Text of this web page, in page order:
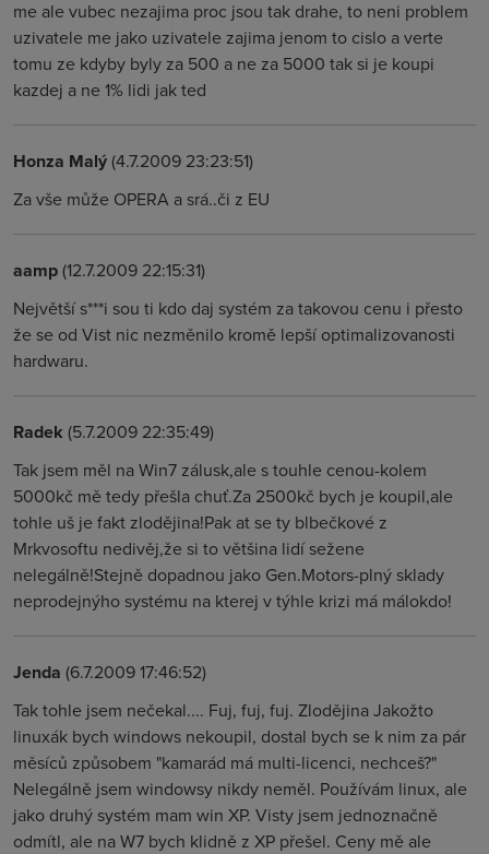
me ale vubec nezajima proc jsou tak drahe, to neni problem
uzivatele me jako uzivatele zajima jenom to cislo a verte
tomu ze kdyby byly za 500 a ne za 5000 tak si je koupi
kazdej a ne 1% lidi jak ted
Honza Malý(4.7.2009 23:23:51)
Za vše může OPERA a srá..či z EU
aamp(12.7.2009 22:15:31)
Největší s***i sou ti kdo daj systém za takovou cenu i přesto
že se od Vist nic nezměnilo kromě lepší optimalizovanosti
hardwaru.
Radek (5.7.2009 22:35:49)
Tak jsem měl na Win7 zálusk,ale s touhle cenou-kolem
5000kč mě tedy přešla chuť.Za 2500kč bych je koupil,ale
tohle uš je fakt zlodějina!Pak at se ty blbečkové z
Mrkvosoftu nedivěj,že si to většina lidí sežene
nelegálně!Stejně dopadnou jako Gen.Motors-plný sklady
neprodejnýho systému na kterej v týhle krizi má málokdo!
Jenda (6.7.2009 17:46:52)
Tak tohle jsem nečekal.... Fuj, fuj, fuj. Zlodějina Jakožto
linuxák bych windows nekoupil, dostal bych se k nim za pár
měsíců způsobem "kamarád má multi-licenci, nechceš?"
Nelegálně jsem windowsy nikdy neměl. Používám linux, ale
jako druhý systém mam win XP. Visty jsem jednoznačně
odmítl, ale na W7 bych klidně z XP přešel. Ceny mě ale